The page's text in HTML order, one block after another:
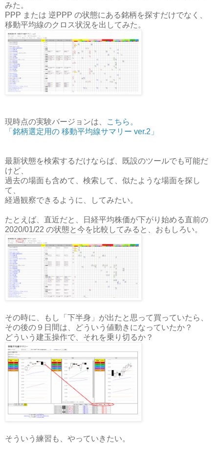
みた。
PPP または 逆PPP の状態にある銘柄を探すだけでなく、
移動平均線のクロス状況を出してみた。
現時点の実験バージョンは、
こちら。
「銘柄選定用の 移動平均線サマリー ver.2」
最新状態を検索するだけならば、既設のツールでも可能だ
けど、
過去の場面も含めて、検索して、似たような場面を探し
て、
経過観察できるように、してみたい。
たとえば、直近だと、日経平均株価が下がり始める直前の
2020/01/22 の状態と今を比較してみると、おもしろい。
その時に、もし「下半身」が出たと思って買っていたら、
その後の９日間は、どういう値動きになっていたか？
どういう建玉操作で、それを乗り切るか？
そういう練習も、やっていきたい。